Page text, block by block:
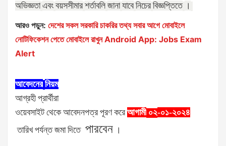
অভিজ্ঞতা এবং বয়সসীমার শর্তাবলি জানা যাবে নিচের বিজ্ঞপ্তিতে ।
আরও পড়ুন: দেশের সকল সরকারি চাকরির তথ্য সবার আগে মোবাইলে
নোটিফিকেশন পেতে মোবাইলে রাখুন Android App: Jobs Exam
Alert
আবেদনের নিয়ম
আগ্রহী প্রার্থীরা
ওয়েবসাইট থেকে আবেদনপত্র পূরণ করে আগামী ০২-০১-২০২৪
তারিখ পর্যন্ত জমা দিতে পারবেন ।